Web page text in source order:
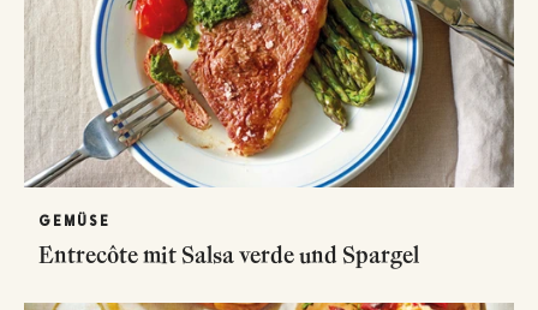
GEMÜSE
Entrecôte mit Salsa verde und Spargel